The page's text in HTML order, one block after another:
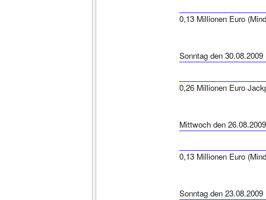
0,13 Millionen Euro
Sonntag den 30.08.2009
0,26 Millionen Euro
Mittwoch den 26.08.2009
0,13 Millionen Euro
Sonntag den 23.08.2009